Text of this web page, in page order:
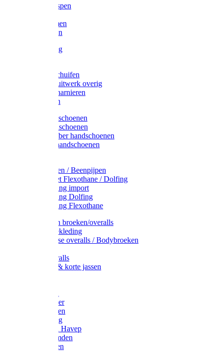
Vijlen / Raspen
Lijmklemmen
Waterpassen
Bouwbeslag
Grendels/schuifen
Hang en sluitwerk overig
Hengen/scharnieren
Scharnieren
Latex handschoenen
Leren handschoenen
PVC / Rubber handschoenen
Katoenen handschoenen
Plukmouwen / Beenpijpen
Reparatieset Flexothane / Dolfing
Regenkleding import
Regenkleding Dolfing
Regenkleding Flexothane
Toebehoren broeken/overalls
Signalisatiekleding
Amerikaanse overalls / Bodybroeken
Kinderoveralls
Stofjassen & korte jassen
Bodywarmer
Werkbroeken
Zaagkleding
Werkjassen Havep
Thermohemden
Overhemden